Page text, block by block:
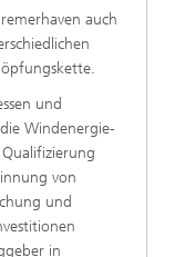
auch
und
Windenergie-
von
und
in